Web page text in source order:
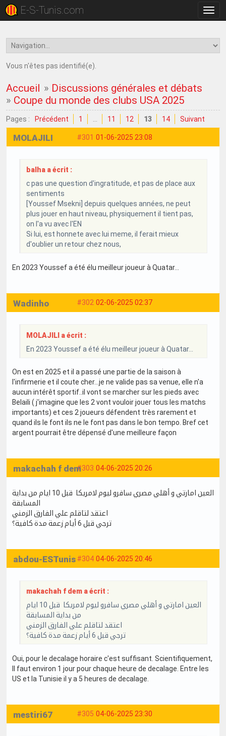
la
E-S-Tunis.com
Vous n'êtes pas identifié(e).
Accueil » Discussions générales et débats
» Coupe du monde des clubs USA 2025
Pages : Précédent 1 11 12 13 14 Suivant
#301 01-06-2025 23:08
MOLAJILI
balha a écrit :
c pas une question d'ingratitude, et pas de place aux
sentiments
[Youssef Msekni] depuis quelques années, ne peut
plus jouer en haut niveau, physiquement il tient pas,
on l'a vu avec l'EN
Si lui, est honnete avec lui meme, il ferait mieux
d'oublier un retour chez nous,
En 2023 Youssef a été élu meilleur joueur à Quatar...
#302 02-06-2025 02:37
Wadinho
MOLAJILI a écrit :
En 2023 Youssef a été élu meilleur joueur à Quatar...
On est en 2025 et il a passé une partie de la saison à
l'infirmerie et il coute cher…je ne valide pas sa venue, elle n'a
aucun intérêt sportif..il vont se marcher sur les pieds avec
Belaili ( j'imagine que les 2 vont vouloir jouer tous les matchs
importants) et ces 2 joueurs défendent très rarement et
quand ils le font ils ne le font pas dans le bon tempo. Bref cet
argent pourrait être dépensé d'une meilleure façon
#303 04-06-2025 20:26
makachah f dem
العين امارتي و أهلي مصري سافرو ليوم لامريكا قبل 10 ايام من بداية
المسابقة
اعتقد لتاقلم علي الفارق الزمني
ترجي قبل 6 أيام زعمة مدة كافية؟
#304 04-06-2025 20:46
abdou-ESTunis
makachah f dem a écrit :
العين امارتي و أهلي مصري سافرو ليوم لامريكا قبل 10 ايام
من بداية المسابقة
اعتقد لتاقلم علي الفارق الزمني
ترجي قبل 6 أيام زعمة مدة كافية؟
Oui, pour le decalage horaire c'est suffisant. Scientifiquement,
Il faut environ 1 jour pour chaque heure de decalage. Entre les
US et la Tunisie il y a 5 heures de decalage.
#305 04-06-2025 23:30
mestiri67